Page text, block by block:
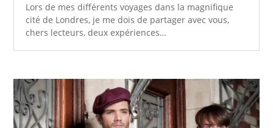
Lors de mes différents voyages dans la magnifique
cité de Londres, je me dois de partager avec vous,
chers lecteurs, deux expériences…